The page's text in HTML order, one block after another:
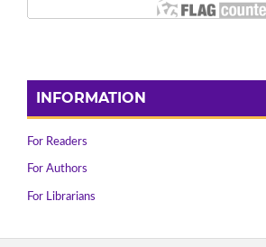
INFORMATION
For Readers
For Authors
For Librarians